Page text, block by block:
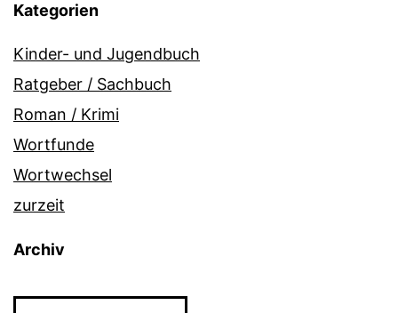
Kategorien
Kinder- und Jugendbuch
Ratgeber / Sachbuch
Roman / Krimi
Wortfunde
Wortwechsel
zurzeit
Archiv